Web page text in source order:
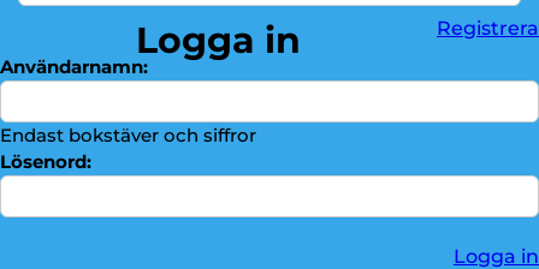
Registrera
Logga in
Användarnamn:
Endast bokstäver och siffror
Lösenord:
Logga in
► Troféskåp
► Kontakta oss